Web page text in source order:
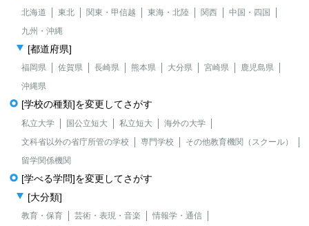
北海道 東北 関東・甲信越 東海・北陸 関西
中国・四国
九州・沖縄
[都道府県]
福岡県 佐賀県 長崎県 熊本県 大分県 宮崎県
鹿児島県
沖縄県
[学校の種類]を変更してさがす
私立大学 国公立短大 私立短大
海外の大学
文科省以外の省庁所管の学校
専門学校
その他教育機関（スクール）
留学関係機関
[学べる学問]を変更してさがす
[大分類]
教育・保育 芸術・表現・音楽
情報学・通信